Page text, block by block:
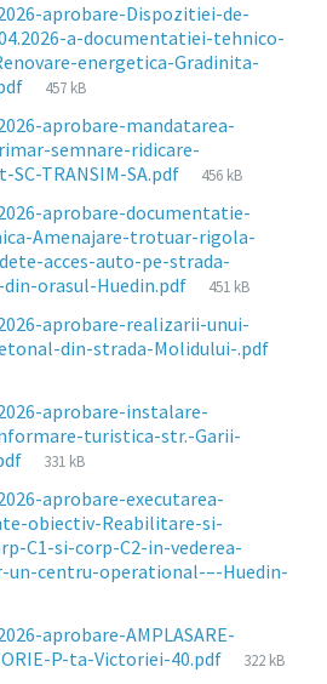
aprobare-Dispozitiei-de-
a-documentatiei-tehnico-
energetica-Gradinita-
File
457 kB
aprobare-mandatarea-
semnare-ridicare-
TRANSIM-SA.pdf
File
456 kB
aprobare-documentatie-
Amenajare-trotuar-rigola-
acces-auto-pe-strada-
orasul-Huedin.pdf
File
451 kB
aprobare-realizarii-unui-
din-strada-Molidului-.pdf
aprobare-instalare-
turistica-str.-Garii-
File
331 kB
aprobare-executarea-
obiectiv-Reabilitare-si-
C1-si-corp-C2-in-vederea-
un-centru-operational-–-Huedin-
aprobare-AMPLASARE-
P-ta-Victoriei-40.pdf
File
322 kB